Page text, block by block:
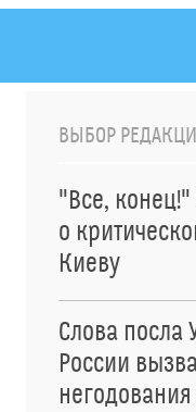
ВЫБОР
"Все,
о
Киеву
Слова посла
России